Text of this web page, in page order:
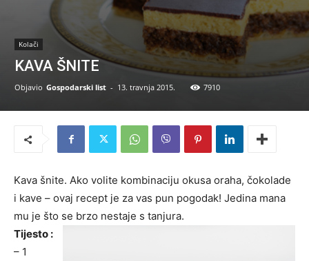
Kolači
KAVA ŠNITE
Objavio Gospodarski list - 13. travnja 2015. 7910
Kava šnite. Ako volite kombinaciju okusa oraha, čokolade
i kave – ovaj recept je za vas pun pogodak! Jedina mana
mu je što se brzo nestaje s tanjura.
Tijesto :
– 1